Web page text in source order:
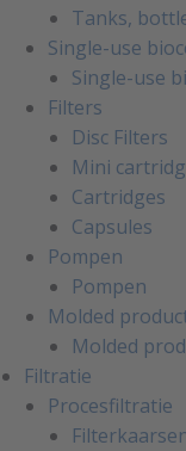
Tanks,
Single-use
Single-use
Filters
Disc Filters
Mini
Cartridges
Capsules
Pompen
Pompen
Molded
Molded
Filtratie
Procesfiltratie